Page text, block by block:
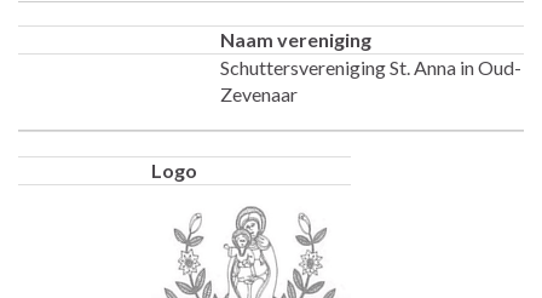
Naam vereniging
Schuttersvereniging St. Anna in Oud-
Zevenaar
Logo